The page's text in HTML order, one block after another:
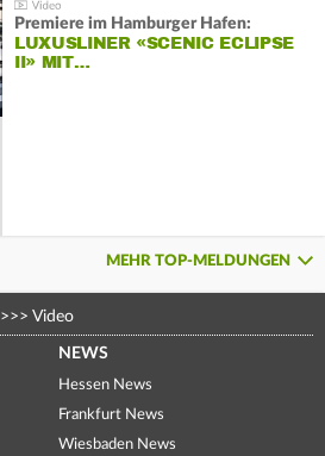
Premiere im Hamburger Hafen:
LUXUSLINER «SCENIC ECLIPSE
II» MIT…
MEHR TOP-MELDUNGEN
>>> Video
NEWS
Hessen News
Frankfurt News
Wiesbaden News